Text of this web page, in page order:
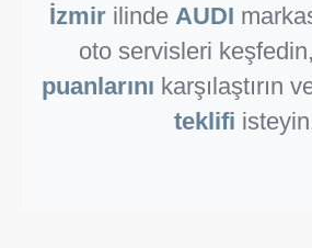
İzmirilinde AUDI
oto servisleri
puanlarını karşılaştırın
teklifi